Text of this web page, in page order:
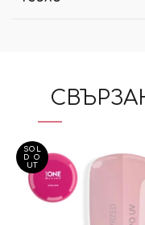
SOL
D O
UT